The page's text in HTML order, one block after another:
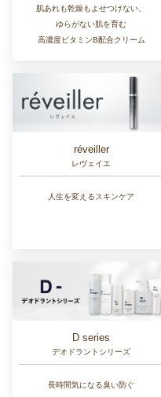
肌あれも乾燥もよせつけない、
ゆらがない肌を育む
高濃度ビタミンB配合クリーム
réveiller
レヴェイエ
人生を変えるスキンケア
D series
デオドラントシリーズ
長時間気になる臭い防ぐ